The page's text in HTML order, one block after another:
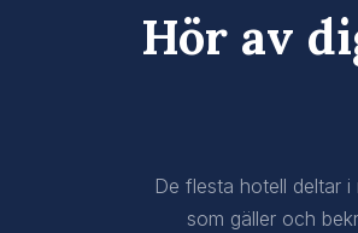
Hör av
De flesta hotell deltar
som gäller och